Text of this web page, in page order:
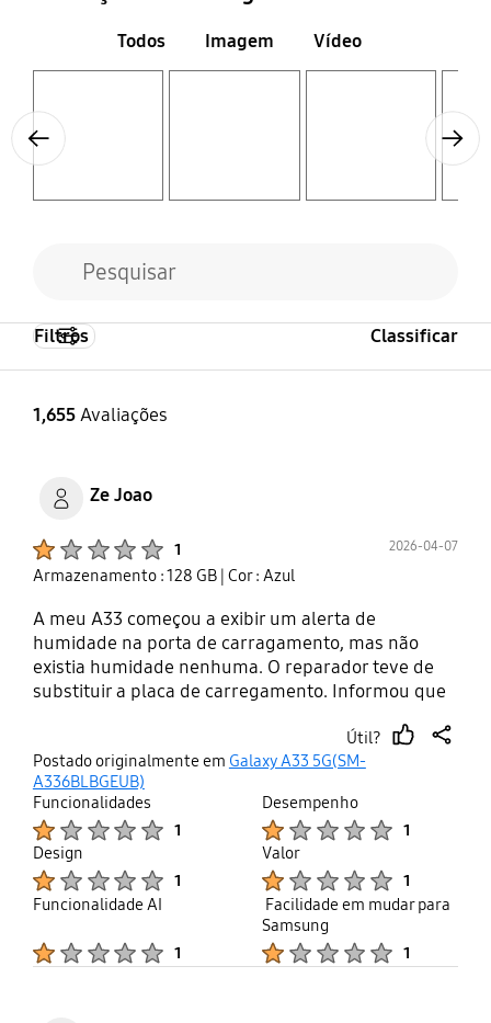
Todos Imagem Vídeo
1,655Avaliações
Filtros Classificar
Ze Joao
1 2026-04-07
Armazenamento : 128 GB | Cor : Azul
A meu A33 começou a exibir um alerta de
humidade na porta de carragamento, mas não
existia humidade nenhuma. O reparador teve de
substituir a placa de carregamento. Informou que
Pesquisando o tema na Internet dá para ver a
quantidade de clientes afetados e não só nos A33!
Agora com a placa substituída, começou a ter
problemas de recepção de rede. Segundo
pesquisei, é um problema também associado à
placa de carregamento. O telemóvel com 3 anos....
Adeus Samsung.
Útil?
Postado originalmente em Galaxy A33 5G(SM-
A336BLBGEUB)
Funcionalidades
1
Desempenho
1
Design
1
Valor
1
Funcionalidade AI
1
Facilidade em mudar para
Samsung
1